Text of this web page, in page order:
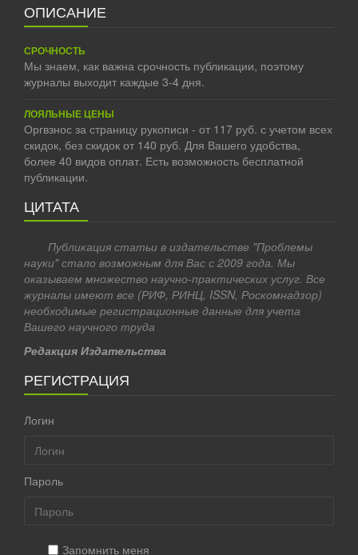
ОПИСАНИЕ
СРОЧНОСТЬ
Мы знаем, как важна срочность публикации, поэтому
журналы выходит каждые 3-4 дня.
ЛОЯЛЬНЫЕ ЦЕНЫ
Оргвзнос за страницу рукописи - от 117 руб. с учетом всех
скидок, без скидок от 140 руб. Для Вашего удобства,
более 40 видов оплат. Есть возможность бесплатной
публикации.
ЦИТАТА
Публикация статьи в издательстве "Проблемы
науки" стало возможным для Вас с 2009 года. Мы
оказываем множество научно-практических услуг. Все
журналы имеют все (РИФ, РИНЦ, ISSN, Роскомнадзор)
необходимые регистрационные данные для учета
Вашего научного труда
Редакция Издательства
РЕГИСТРАЦИЯ
Логин
Пароль
Запомнить меня